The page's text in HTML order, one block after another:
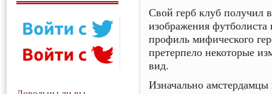
Свой герб клуб получил
изображения
профиль мифического
претерпело некоторые
вид.
Изначально